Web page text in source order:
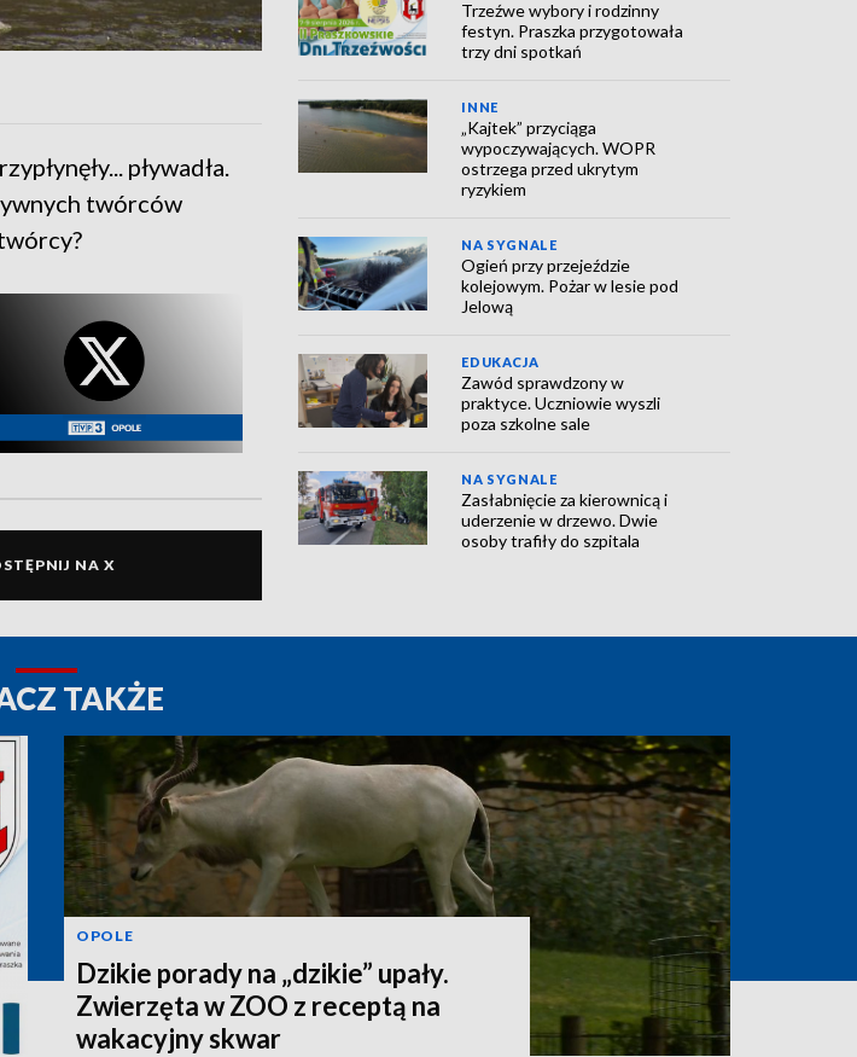
pływadła.
twórców
NA X
Trzeźwe wybory i rodzinny
festyn. Praszka przygotowała
trzy dni spotkań
INNE
„Kajtek” przyciąga
wypoczywających. WOPR
ostrzega przed ukrytym
ryzykiem
NA SYGNALE
Ogień przy przejeździe
kolejowym. Pożar w lesie pod
Jelową
EDUKACJA
Zawód sprawdzony w
praktyce. Uczniowie wyszli
poza szkolne sale
NA SYGNALE
Zasłabnięcie za kierownicą i
uderzenie w drzewo. Dwie
osoby trafiły do szpitala
TAKŻE
OPOLE
Dzikie porady na „dzikie” upały.
Zwierzęta w ZOO z receptą na
wakacyjny skwar